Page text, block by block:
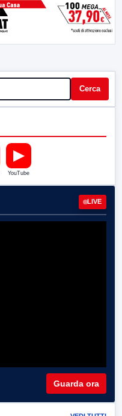
Cerca
▶
YouTube
LIVE
Guarda ora